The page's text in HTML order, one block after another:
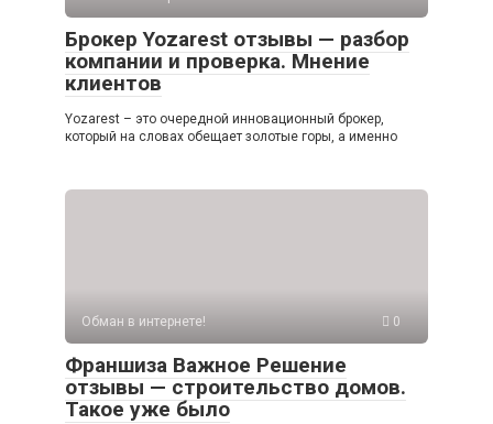
Брокер Yozarest отзывы — разбор
компании и проверка. Мнение
клиентов
Yozarest – это очередной инновационный брокер,
который на словах обещает золотые горы, а именно
Обман в интернете! 0
Франшиза Важное Решение
отзывы — строительство домов.
Такое уже было